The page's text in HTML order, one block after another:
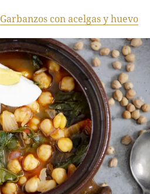
Garbanzos con acelgas y huevo